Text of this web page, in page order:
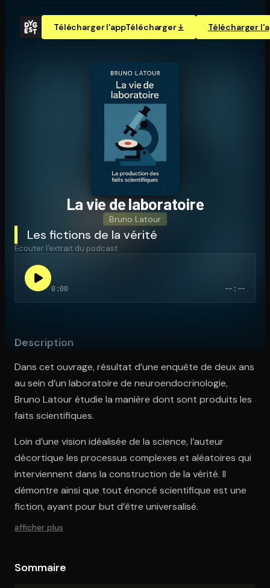
Télécharger l'appTélécharger Télécharger
La vie de laboratoire
Bruno Latour
Les fictions de la vérité
Écouter l'extrait du podcast :
0:00 --:--
Description
Dans cet ouvrage, résultat d’une enquête de deux ans
au sein d’un laboratoire de neuroendocrinologie,
Bruno Latour étudie la manière dont sont produits les
faits scientifiques.
Loin d’une vision idéalisée de la science, l’auteur
décortique les processus complexes et aléatoires qui
interviennent dans la construction de la vérité. Il
démontre ainsi que tout énoncé scientifique est une
fiction, ayant pour but d’être universalisé.
afficher plus
Sommaire